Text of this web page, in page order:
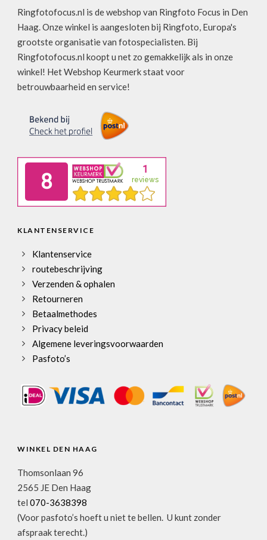
Ringfotofocus.nl is de webshop van Ringfoto Focus in Den
Haag. Onze winkel is aangesloten bij Ringfoto, Europa's
grootste organisatie van fotospecialisten. Bij
Ringfotofocus.nl koopt u net zo gemakkelijk als in onze
winkel! Het Webshop Keurmerk staat voor
betrouwbaarheid en service!
KLANTENSERVICE
Klantenservice
routebeschrijving
Verzenden & ophalen
Retourneren
Betaalmethodes
Privacy beleid
Algemene leveringsvoorwaarden
Pasfoto’s
WINKEL DEN HAAG
Thomsonlaan 96
2565 JE Den Haag
tel 070-3638398
(Voor pasfoto’s hoeft u niet te bellen. U kunt zonder
afspraak terecht.)